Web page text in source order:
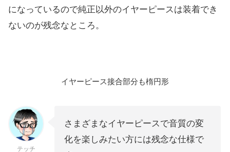
になっているので純正以外のイヤーピースは装着でき
ないのが残念なところ。
イヤーピース接合部分も楕円形
テッチ
さまざまなイヤーピースで音質の変
化を楽しみたい方には残念な仕様で